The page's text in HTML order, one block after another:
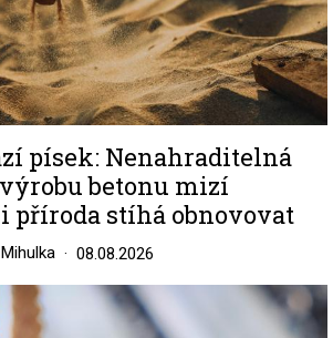
písek: Nenahraditelná
betonu mizí
příroda stíhá obnovovat
08.08.2026